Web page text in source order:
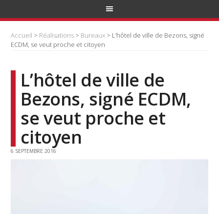
Accueil > Réalisations > Bureaux > L’hôtel de ville de Bezons, signé
ECDM, se veut proche et citoyen
L’hôtel de ville de
Bezons, signé ECDM,
se veut proche et
citoyen
6 SEPTEMBRE 2016